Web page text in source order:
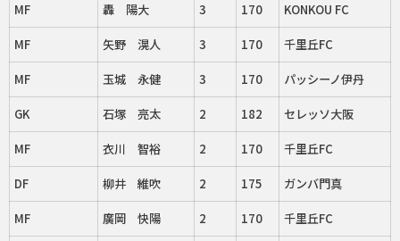
MF 轟 陽大 3 170 KONKOU FC
MF 矢野 滉人 3 170 千里丘FC
MF 玉城 永健 3 170 パッシーノ伊丹
GK 石塚 亮太 2 182 セレッソ大阪
MF 衣川 智裕 2 170 千里丘FC
DF 柳井 維吹 2 175 ガンバ門真
MF 廣岡 快陽 2 170 千里丘FC